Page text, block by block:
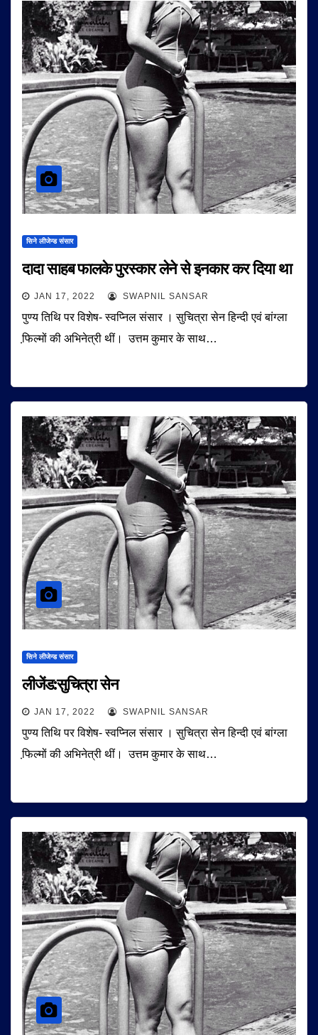
सिने लीजेन्ड संसार
दादा साहब फालके पुरस्कार लेने से इनकार कर दिया था
JAN 17, 2022 SWAPNIL SANSAR
पुण्य तिथि पर विशेष- स्वप्निल संसार । सुचित्रा सेन हिन्दी एवं बांग्ला
फि़ल्मों की अभिनेत्री थीं। उत्तम कुमार के साथ…
सिने लीजेन्ड संसार
लीजेंड:सुचित्रा सेन
JAN 17, 2022 SWAPNIL SANSAR
पुण्य तिथि पर विशेष- स्वप्निल संसार । सुचित्रा सेन हिन्दी एवं बांग्ला
फि़ल्मों की अभिनेत्री थीं। उत्तम कुमार के साथ…